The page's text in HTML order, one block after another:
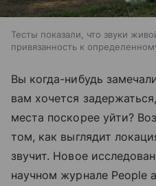
Тесты показали, что звуки
привязанность к
Вы когда-нибудь
вам хочется
места поскорее уйти?
том, как выглядит
звучит. Новое
научном журнале People